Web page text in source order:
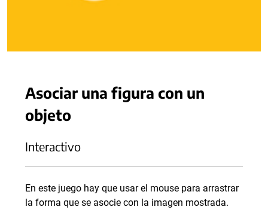
Asociar una figura con un
objeto
Interactivo
En este juego hay que usar el mouse para arrastrar
la forma que se asocie con la imagen mostrada.